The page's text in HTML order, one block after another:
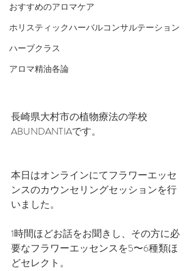
おすすめのアロマケア
ホリスティックハーバルコンサルテーション
ハーブクラス
アロマ精油各論
長崎県大村市の植物療法の学校
ABUNDANTIAです。
本日はオンラインにてフラワーエッセ
ンスのカウンセリングセッションを行
いました。
1時間ほどお話をお聞きし、その方に必
要なフラワーエッセンスを5〜6種類ほ
どセレクト。